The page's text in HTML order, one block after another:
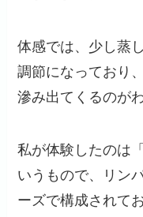
体感では、少し蒸
調節になっており
滲み出てくるのが
私が体験したのは
いうもので、リン
ーズで構成されて